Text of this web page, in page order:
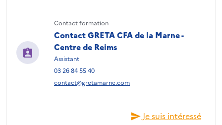
Contact formation
Contact GRETA CFA de la Marne -
Centre de Reims
Assistant
03 26 84 55 40
contact@gretamarne.com
Je suis intéressé